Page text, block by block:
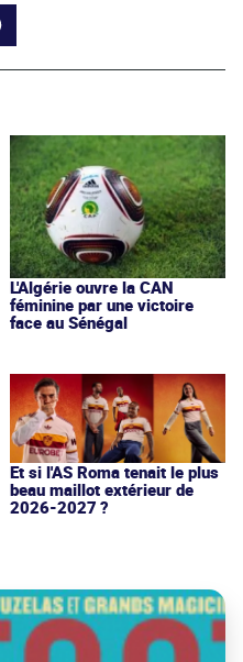
L'Algérie ouvre la CAN
féminine par une victoire
face au Sénégal
Et si l'AS Roma tenait le plus
beau maillot extérieur de
2026-2027 ?